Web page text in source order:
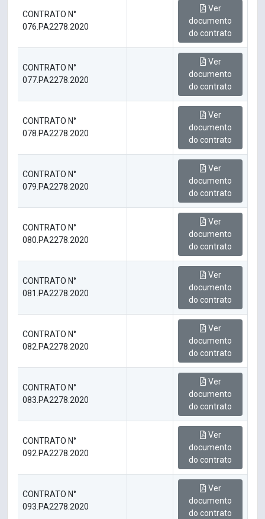
CONTRATO N°
076.PA2278.2020
Ver
documento
do contrato
CONTRATO N°
077.PA2278.2020
Ver
documento
do contrato
CONTRATO N°
078.PA2278.2020
Ver
documento
do contrato
CONTRATO N°
079.PA2278.2020
Ver
documento
do contrato
CONTRATO N°
080.PA2278.2020
Ver
documento
do contrato
CONTRATO N°
081.PA2278.2020
Ver
documento
do contrato
CONTRATO N°
082.PA2278.2020
Ver
documento
do contrato
CONTRATO N°
083.PA2278.2020
Ver
documento
do contrato
CONTRATO N°
092.PA2278.2020
Ver
documento
do contrato
CONTRATO N°
093.PA2278.2020
Ver
documento
do contrato